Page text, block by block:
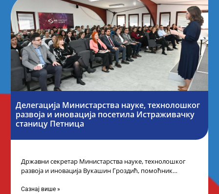
Делегација Министарства науке, технолошког
развоја и иновација посетила Истраживачку
станицу Петница
Државни секретар Министарства науке, технолошког
развоја и иновација Вукашин Гроздић, помоћник
промоцију
Сазнај више »